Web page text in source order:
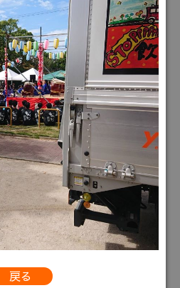
戻る